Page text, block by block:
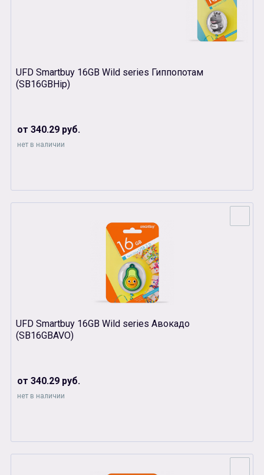
UFD Smartbuy 16GB Wild series Гиппопотам
(SB16GBHip)
от 340.29 руб.
нет в наличии
UFD Smartbuy 16GB Wild series Авокадо
(SB16GBAVO)
от 340.29 руб.
нет в наличии